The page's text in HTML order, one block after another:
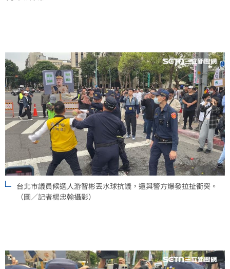
台北市議員候選人游智彬丟水球抗議，還與警方爆發拉扯衝突。
（圖／記者楊忠翰攝影）